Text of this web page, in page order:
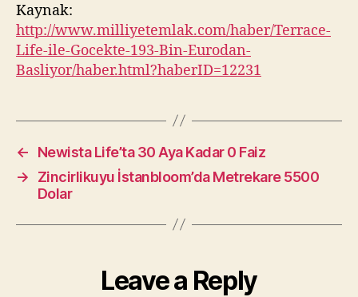
Kaynak:
http://www.milliyetemlak.com/haber/Terrace-
Life-ile-Gocekte-193-Bin-Eurodan-
Basliyor/haber.html?haberID=12231
←
Newista Life’ta 30 Aya Kadar 0 Faiz
→
Zincirlikuyu İstanbloom’da Metrekare 5500
Dolar
Leave a Reply